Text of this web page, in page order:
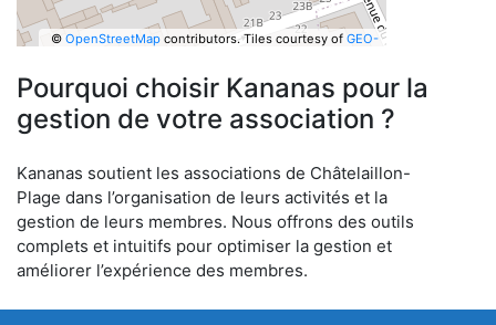
© OpenStreetMapcontributors. Tiles courtesy of GEO-
Pourquoi choisir Kananas pour la
gestion de votre association ?
Kananas soutient les associations de Châtelaillon-
Plage dans l’organisation de leurs activités et la
gestion de leurs membres. Nous offrons des outils
complets et intuitifs pour optimiser la gestion et
améliorer l’expérience des membres.